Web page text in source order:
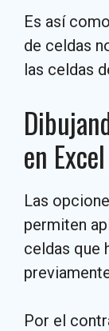
Es así
de celdas
las celdas
en Excel
Las
permiten
celdas que
Por el